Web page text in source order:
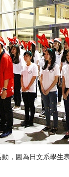
，圖為日文系學生表